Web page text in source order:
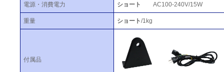
電源・消費電力 ショート AC100-240V/15W
重量 ショート/1kg
付属品